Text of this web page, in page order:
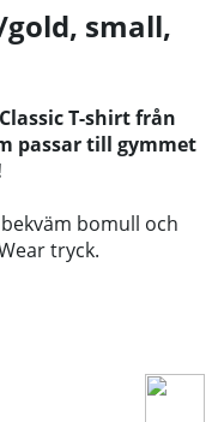
gold, small,
T-shirt från
passar till gymmet
bomull och
tryck.